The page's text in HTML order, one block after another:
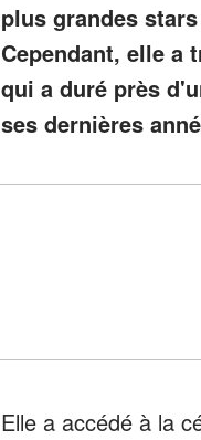
plus grandes
Cependant, elle a
qui a duré près
ses dernières
Elle a accédé à la